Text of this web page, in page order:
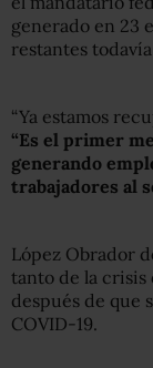
generado en 23
restantes
“Ya estamos
“Es el primer
generando
trabajadores al
López Obrador
tanto de la crisis
después de que
COVID-19.